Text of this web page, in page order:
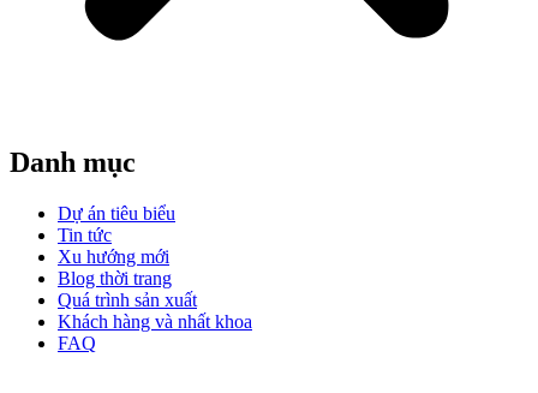
Danh mục
Dự án tiêu biểu
Tin tức
Xu hướng mới
Blog thời trang
Quá trình sản xuất
Khách hàng và nhất khoa
FAQ